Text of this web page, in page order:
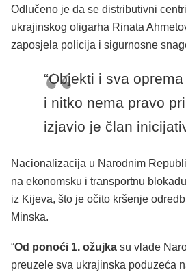
Odlučeno je da se distributivni
ukrajinskog oligarha Rinata
zaposjela policija i sigurnosne
“Objekti i sva
i nitko nema pravo
izjavio je član
Nacionalizacija u Narodnim
na ekonomsku i transportnu
iz Kijeva, što je očito kršenje
Minska.
“Od ponoći 1. ožujka su vlade
preuzele sva ukrajinska poduzeća